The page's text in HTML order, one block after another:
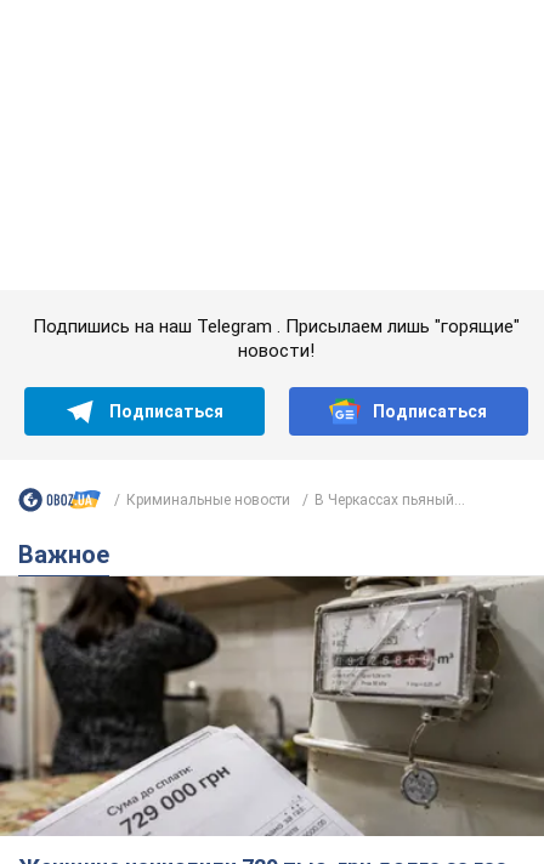
из-за показаний неисправного счетчика: судья
вынес неожиданное решение
Нужно ли платить долг из-за доначисления
5 часов назад
"Это Украина напала!" Оксана Вояж
разоблачила киевского поэта,
которого "зазомбировали": он даже
русского не знал, а теперь хочет
Как отметила артистка, писатель был